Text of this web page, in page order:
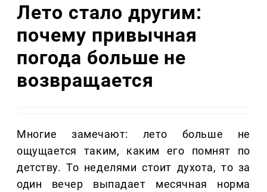
Лето стало другим:
почему привычная
погода больше не
возвращается
Многие замечают: лето больше не
ощущается таким, каким его помнят по
детству. То неделями стоит духота, то за
один вечер выпадает месячная норма